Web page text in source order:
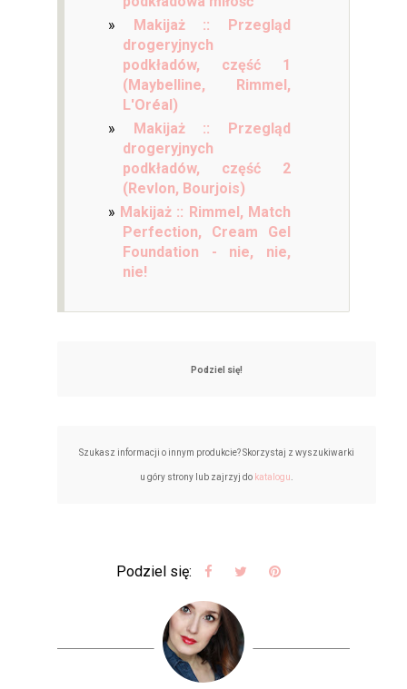
Makijaż :: Przegląd
drogeryjnych
podkładów, część 1
(Maybelline, Rimmel,
L'Oréal)
Makijaż :: Przegląd
drogeryjnych
podkładów, część 2
(Revlon, Bourjois)
Makijaż :: Rimmel, Match
Perfection, Cream Gel
Foundation - nie, nie,
nie!
Podziel się!
Szukasz informacji o innym produkcie? Skorzystaj z wyszukiwarki
u góry strony lub zajrzyj do katalogu
Podziel się: